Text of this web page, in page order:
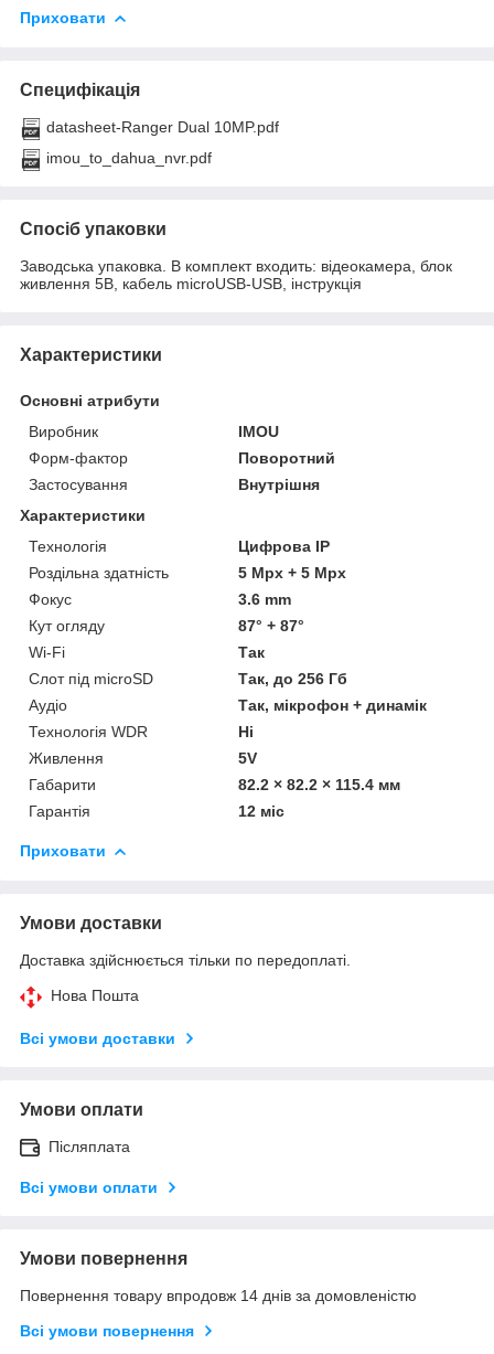
Приховати
Специфікація
datasheet-Ranger Dual 10MP.pdf
imou_to_dahua_nvr.pdf
Спосіб упаковки
Заводська упаковка. В комплект входить: відеокамера, блок
живлення 5В, кабель microUSB-USB, інструкція
Характеристики
Основні атрибути
Виробник
IMOU
Форм-фактор
Поворотний
Застосування
Внутрішня
Характеристики
Технологія
Цифрова ІР
Роздільна здатність
5 Мрх + 5 Мрх
Фокус
3.6 mm
Кут огляду
87° + 87°
Wi-Fi
Так
Слот під microSD
Так, до 256 Гб
Аудіо
Так, мікрофон + динамік
Технологія WDR
Ні
Живлення
5V
Габарити
82.2 × 82.2 × 115.4 мм
Гарантія
12 міс
Приховати
Умови доставки
Доставка здійснюється тільки по передоплаті.
Нова Пошта
Всі умови доставки
Умови оплати
Післяплата
Всі умови оплати
Умови повернення
Повернення товару впродовж 14 днів за домовленістю
Всі умови повернення